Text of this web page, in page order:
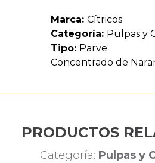
Marca: Cítricos
Categoría: Pulpas y
Tipo: Parve
Concentrado de
PRODUCTOS
Categoría: Pulpas y